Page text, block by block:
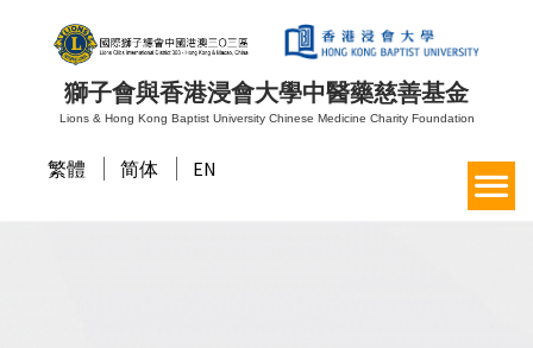
獅子會與香港浸會大學中醫藥慈善基金
Lions & Hong Kong Baptist University Chinese Medicine Charity Foundation
繁體 简体 EN